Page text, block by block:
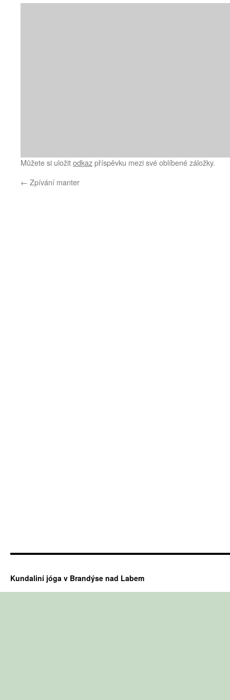
Můžete si uložitodkazpříspěvku mezi své oblíbené záložky.
← Zpívání manter
Kundaliní jóga v Brandýse nad Labem